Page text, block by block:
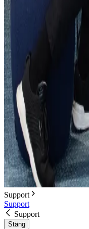
Support
Support
Support
Stäng